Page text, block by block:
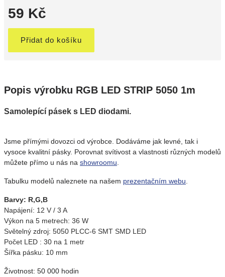
59 Kč
Přidat do košíku
Popis výrobku RGB LED STRIP 5050 1m
Samolepící pásek s LED diodami.
Jsme přímými dovozci od výrobce. Dodáváme jak levné, tak i
vysoce kvalitní pásky. Porovnat svítivost a vlastnosti různých modelů
můžete přímo u nás na showroomu
Tabulku modelů naleznete na našem prezentačním webu
Barvy: R,G,B
Napájení: 12 V / 3 A
Výkon na 5 metrech: 36 W
Světelný zdroj: 5050 PLCC-6 SMT SMD LED
Počet LED : 30 na 1 metr
Šířka pásku: 10 mm
Životnost: 50 000 hodin